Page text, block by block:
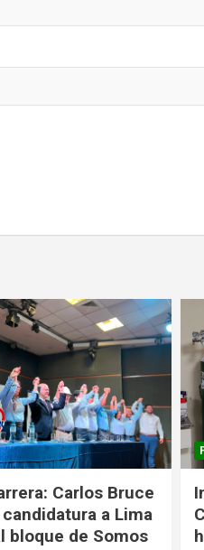
Carlos Bruce
a Lima
bloque de Somos